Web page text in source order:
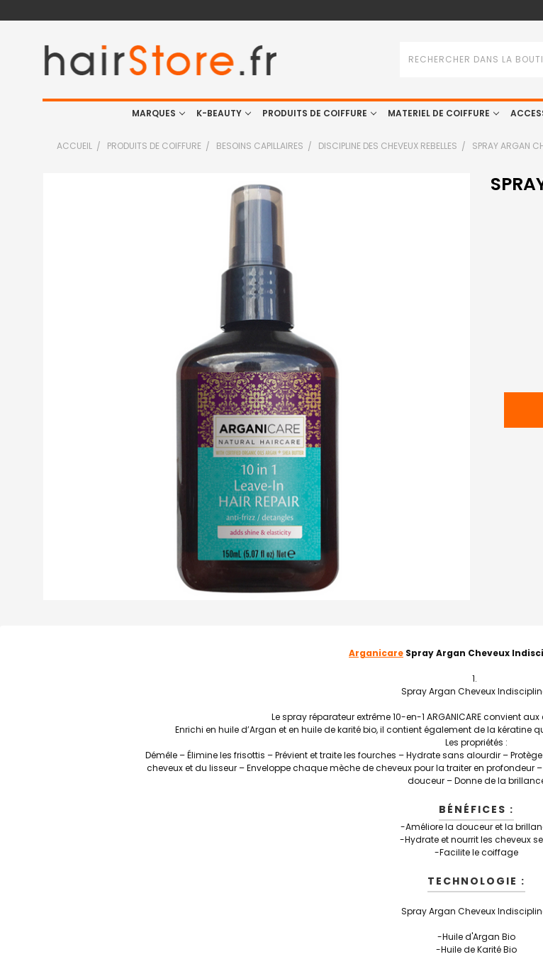
MARQUES K-BEAUTY PRODUITS DE COIFFURE MATERIEL DE COIFFURE
ACCUEIL PRODUITS DE COIFFURE BESOINS CAPILLAIRES DISCIPLINE DES CHEVEUX REBELLES SPRAY ARGAN
Arganicare Spray Argan Cheveux
Spray Argan Cheveux
Le spray réparateur extrême 10-en-1 ARGANICARE convient
Enrichi en huile d’Argan et en huile de karité bio, il contient également de la kératine
Les propriétés :
Démêle – Élimine les frisottis – Prévient et traite les fourches – Hydrate sans alourdir –
cheveux et du lisseur – Enveloppe chaque mèche de cheveux pour la traiter en profondeur
douceur – Donne de la
BÉNÉFICES :
-Améliore la douceur et la
-Hydrate et nourrit les cheveux
-Facilite le coiffage
TECHNOLOGIE :
Spray Argan Cheveux
-Huile d'Argan Bio
-Huile de Karité Bio